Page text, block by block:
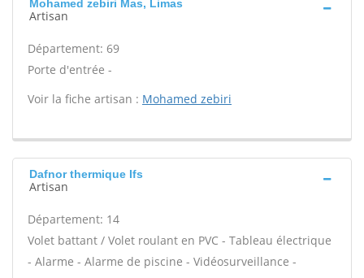
Mohamed zebiri Mas, Limas
Artisan
Département: 69
Porte d'entrée -
Voir la fiche artisan : Mohamed zebiri
Dafnor thermique Ifs
Artisan
Département: 14
Volet battant / Volet roulant en PVC - Tableau électrique
- Alarme - Alarme de piscine - Vidéosurveillance -